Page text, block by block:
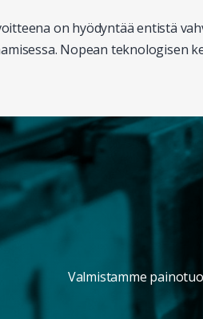
on hyödyntää entistä
Nopean teknologisen
Valmistamme